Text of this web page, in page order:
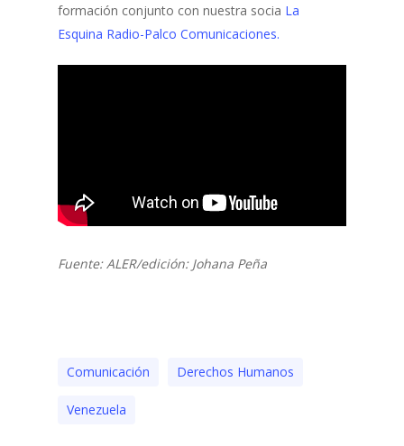
formación conjunto con nuestra socia La
Esquina Radio-Palco Comunicaciones.
Fuente: ALER/edición: Johana Peña
Comunicación Derechos Humanos
Venezuela